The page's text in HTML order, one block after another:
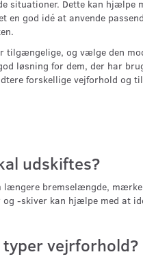
situationer. Dette kan hjælpe
god idé at anvende
tilgængelige, og vælge den
løsning for dem, der har
forskellige vejforhold og
udskiftes?
bremselængde,
-skiver kan hjælpe med at
vejrforhold?